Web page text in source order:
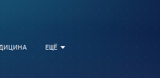
ЕЩЁ